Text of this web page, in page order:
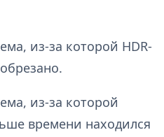
из-за которой HDR-
из-за которой
времени находился